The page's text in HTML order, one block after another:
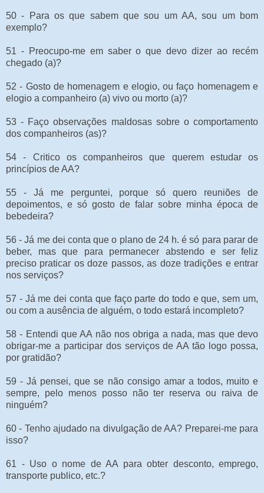
50 - Para os que sabem que sou um AA, sou um bom
exemplo?
51 - Preocupo-me em saber o que devo dizer ao recém
chegado (a)?
52 - Gosto de homenagem e elogio, ou faço homenagem e
elogio a companheiro (a) vivo ou morto (a)?
53 - Faço observações maldosas sobre o comportamento
dos companheiros (as)?
54 - Critico os companheiros que querem estudar os
princípios de AA?
55 - Já me perguntei, porque só quero reuniões de
depoimentos, e só gosto de falar sobre minha época de
bebedeira?
56 - Já me dei conta que o plano de 24 h. é só para parar de
beber, mas que para permanecer abstendo e ser feliz
preciso praticar os doze passos, as doze tradições e entrar
nos serviços?
57 - Já me dei conta que faço parte do todo e que, sem um,
ou com a ausência de alguém, o todo estará incompleto?
58 - Entendi que AA não nos obriga a nada, mas que devo
obrigar-me a participar dos serviços de AA tão logo possa,
por gratidão?
59 - Já pensei, que se não consigo amar a todos, muito e
sempre, pelo menos posso não ter reserva ou raiva de
ninguém?
60 - Tenho ajudado na divulgação de AA? Preparei-me para
isso?
61 - Uso o nome de AA para obter desconto, emprego,
transporte publico, etc.?